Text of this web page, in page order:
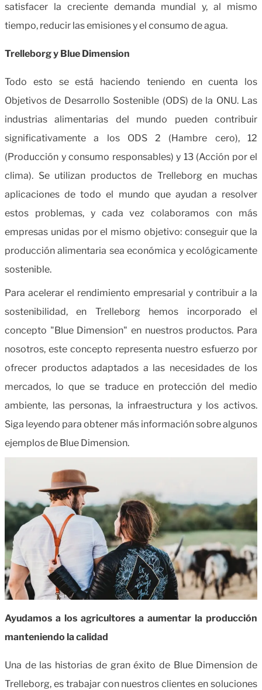
satisfacer la creciente demanda mundial y, al mismo
tiempo, reducir las emisiones y el consumo de agua.
Trelleborg y Blue Dimension
Todo esto se está haciendo teniendo en cuenta los
Objetivos de Desarrollo Sostenible (ODS) de la ONU. Las
industrias alimentarias del mundo pueden contribuir
significativamente a los ODS 2 (Hambre cero), 12
(Producción y consumo responsables) y 13 (Acción por el
clima). Se utilizan productos de Trelleborg en muchas
aplicaciones de todo el mundo que ayudan a resolver
estos problemas, y cada vez colaboramos con más
empresas unidas por el mismo objetivo: conseguir que la
producción alimentaria sea económica y ecológicamente
sostenible.
Para acelerar el rendimiento empresarial y contribuir a la
sostenibilidad, en Trelleborg hemos incorporado el
concepto "Blue Dimension" en nuestros productos. Para
nosotros, este concepto representa nuestro esfuerzo por
ofrecer productos adaptados a las necesidades de los
mercados, lo que se traduce en protección del medio
ambiente, las personas, la infraestructura y los activos.
Siga leyendo para obtener más información sobre algunos
ejemplos de Blue Dimension.
Ayudamos a los agricultores a aumentar la producción
manteniendo la calidad
Una de las historias de gran éxito de Blue Dimension de
Trelleborg, es trabajar con nuestros clientes en soluciones